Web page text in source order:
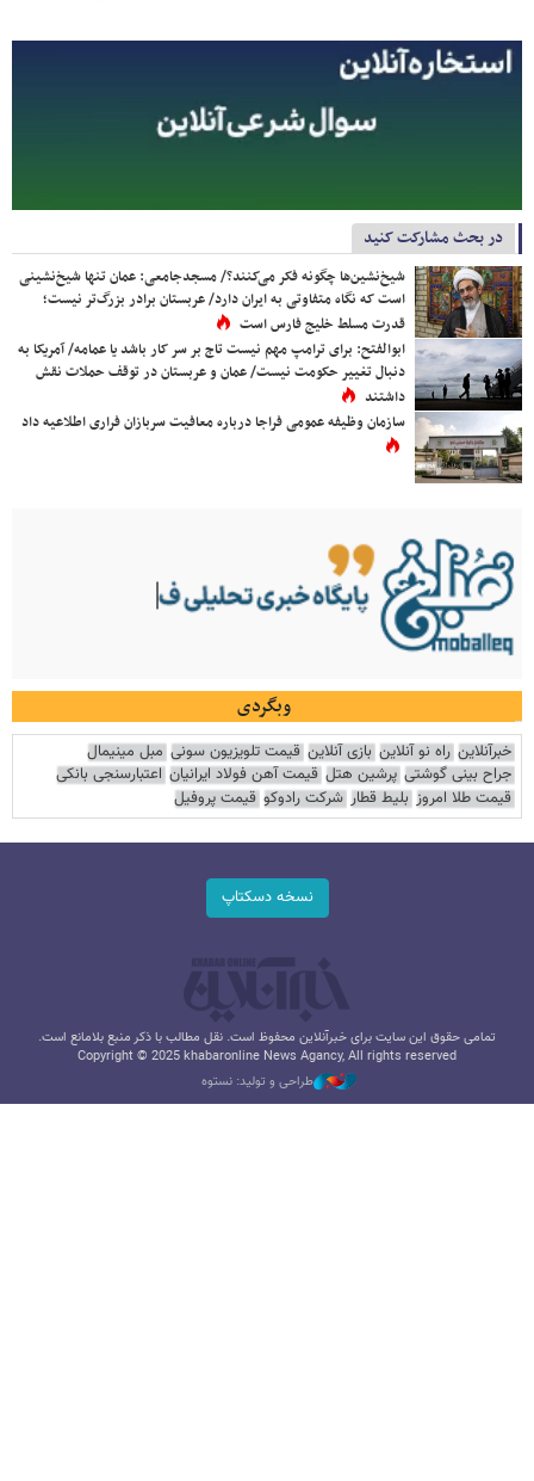
در بحث مشارکت کنید
شیخ‌نشین‌ها چگونه فکر می‌کنند؟/ مسجدجامعی: عمان تنها شیخ‌نشینی
است که نگاه متفاوتی به ایران دارد/ عربستان برادر بزرگ‌تر نیست؛
قدرت مسلط خلیج فارس است
ابوالفتح: برای ترامپ مهم نیست تاج بر سر کار باشد یا عمامه/ آمریکا به
دنبال تغییر حکومت نیست/ عمان و عربستان در توقف حملات نقش
داشتند
سازمان وظیفه عمومی فراجا درباره معافیت سربازان فراری اطلاعیه داد
وبگردی
خبرآنلاین راه نو آنلاین بازی آنلاین قیمت تلویزیون سونی مبل مینیمال
جراح بینی گوشتی پرشین هتل قیمت آهن فولاد ایرانیان اعتبارسنجی بانکی
قیمت طلا امروز بلیط قطار شرکت رادوکو قیمت پروفیل
نسخه دسکتاپ
تمامی حقوق این سایت برای خبرآنلاین محفوظ است. نقل مطالب با ذکر منبع بلامانع است.
Copyright © 2025 khabaronline News Agancy, All rights reserved
طراحی و تولید: نستوه